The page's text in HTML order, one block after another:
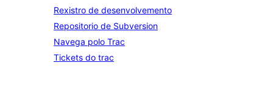
Rexistro de desenvolvemento
Repositorio de Subversion
Navega polo Trac
Tickets do trac